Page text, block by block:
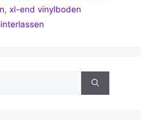
, xl-end vinylboden